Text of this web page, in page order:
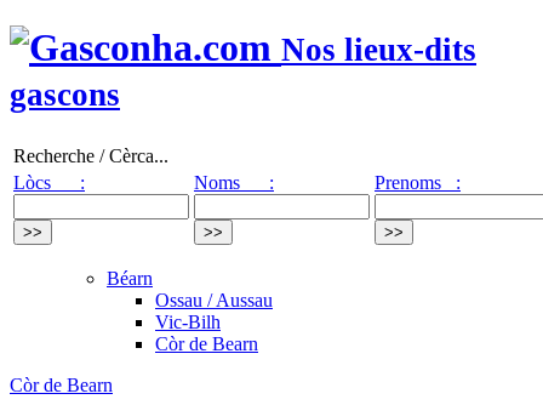
Nos lieux-dits
gascons
Recherche / Cèrca...
Lòcs :
Noms : Prenoms :
Béarn
Ossau / Aussau
Vic-Bilh
Còr de Bearn
Còr de Bearn